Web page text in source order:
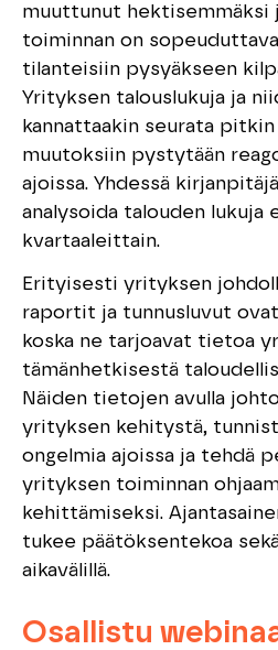
muuttunut hektisemmäksi
toiminnan on
tilanteisiin pysyäkseen
Yrityksen talouslukuja ja
kannattaakin seurata
muutoksiin pystytään
ajoissa. Yhdessä
analysoida talouden lukuja
kvartaaleittain.
Erityisesti yrityksen
raportit ja tunnusluvut
koska ne tarjoavat tietoa
tämänhetkisestä
Näiden tietojen avulla
yrityksen kehitystä,
ongelmia ajoissa ja tehdä
yrityksen toiminnan
kehittämiseksi.
tukee päätöksentekoa
aikavälillä.
Osallistu